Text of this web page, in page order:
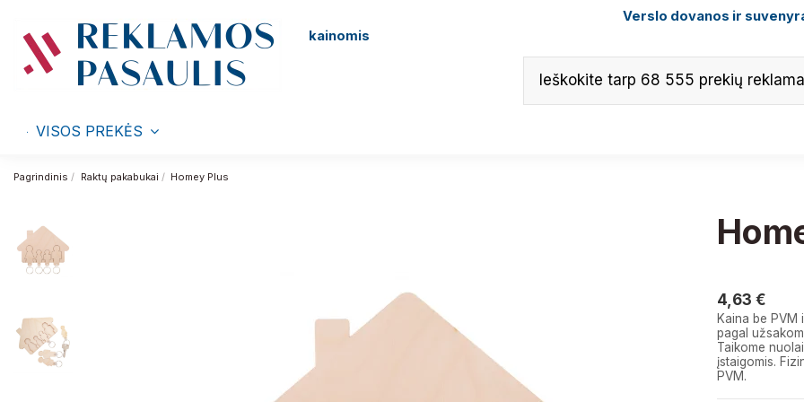
Verslo dovanos ir
kainomis
VISOS PREKĖS
Pagrindinis Raktų pakabukai Homey Plus
4,63 €
Kaina be
pagal
Taikome
įstaigomis.
PVM.